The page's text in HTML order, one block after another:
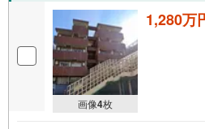
画像4枚
1,280万